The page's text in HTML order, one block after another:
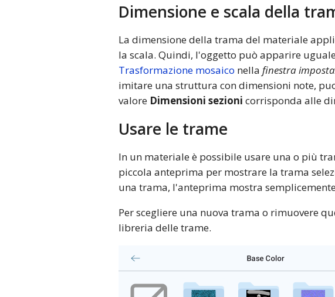
Dimensione e scala della
La dimensione della trama del materiale
la scala. Quindi, l'oggetto può apparire
Trasformazione mosaico nella finestra
imitare una struttura con dimensioni note,
valore Dimensioni sezioni corrisponda alle
Usare le trame
In un materiale è possibile usare una o più
piccola anteprima per mostrare la trama
una trama, l'anteprima mostra semplicemente
Per scegliere una nuova trama o rimuovere
libreria delle trame.